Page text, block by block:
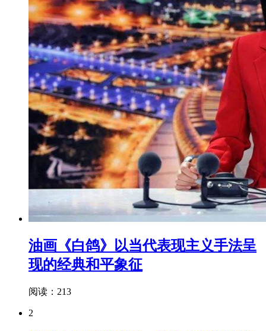
油画《白鸽》以当代表现主义手法呈
现的经典和平象征
阅读：213
2